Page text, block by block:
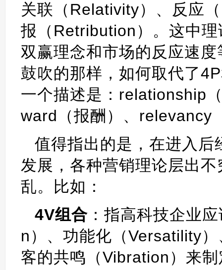
关联（Relativity）、反应
报（Retribution）。这中
双赢理念和市场的反应速
鼓吹的那样，如何取代了
一个描述是：relationship
ward（报酬）、relevancy
值得指出的是，在进入
发展，各种营销理论层出
乱。比如：
4V组合：指高科技企业
n）、功能化（Versatility
客的共鸣（Vibration）来